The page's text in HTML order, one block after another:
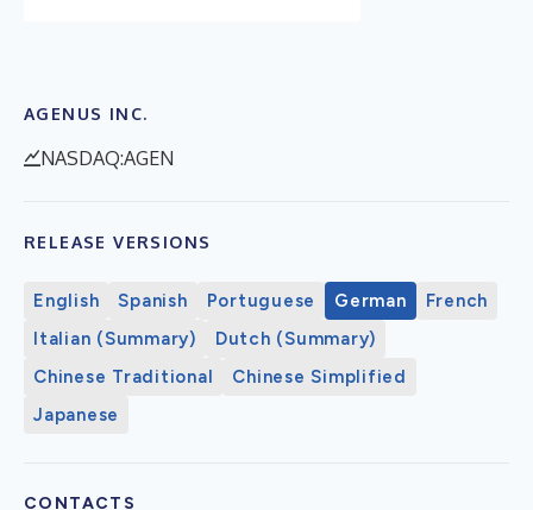
AGENUS INC.
NASDAQ:AGEN
RELEASE VERSIONS
English Spanish Portuguese German
French
Italian (Summary)
Dutch (Summary)
Chinese Traditional
Chinese Simplified
Japanese
CONTACTS